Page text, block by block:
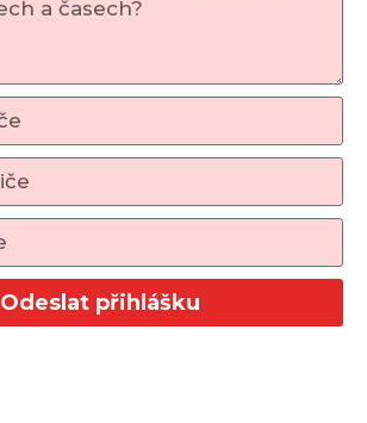
Odeslat přihlášku